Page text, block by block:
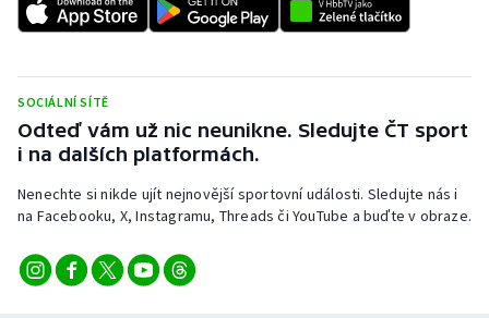
Stolní tenis
Triatlon
Veslování
Vodní slalom
SOCIÁLNÍ SÍTĚ
Odteď vám už nic neunikne. Sledujte ČT sport
i na dalších platformách.
Nenechte si nikde ujít nejnovější sportovní události. Sledujte nás i
na Facebooku, X, Instagramu, Threads či YouTube a buďte v obraze.